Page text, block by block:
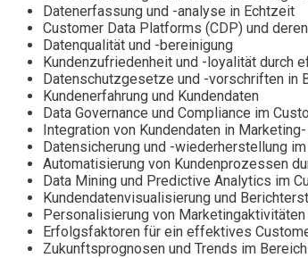
Datenerfassung und -analyse in Echtzeit
Customer Data Platforms (CDP) und
Datenqualität und -bereinigung
Kundenzufriedenheit und -loyalität durch
Datenschutzgesetze und -vorschriften in
Kundenerfahrung und Kundendaten
Data Governance und Compliance im
Integration von Kundendaten in
Datensicherung und -wiederherstellung
Automatisierung von Kundenprozessen
Data Mining und Predictive Analytics im
Kundendatenvisualisierung und
Personalisierung von
Erfolgsfaktoren für ein effektives
Zukunftsprognosen und Trends im